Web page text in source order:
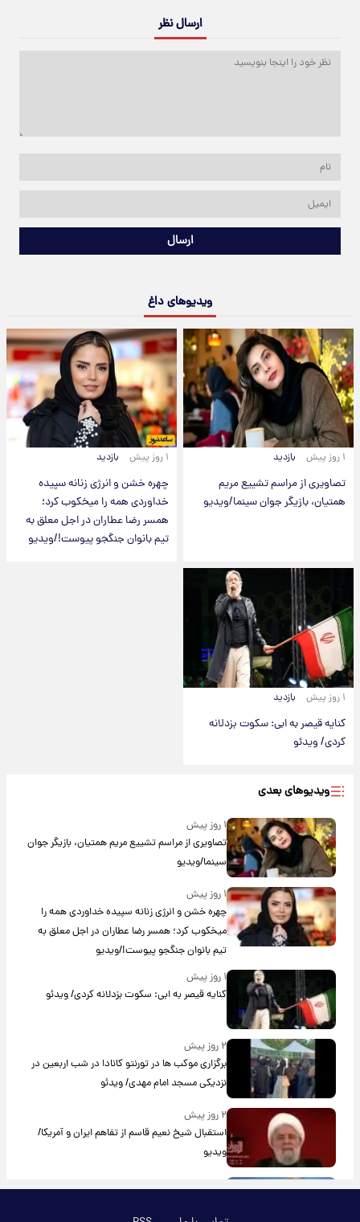
ارسال نظر
ارسال
ویدیوهای داغ
۱ روز پیش بازدید
تصاویری از مراسم تشییع مریم
همتیان، بازیگر جوان سینما/ویدیو
۱ روز پیش بازدید
چهره خشن و انرژی زنانه سپیده
خداوردی همه را میخکوب کرد؛
همسر رضا عطاران در اجل معلق به
تیم بانوان جنگجو پیوست!/ویدیو
۱ روز پیش بازدید
کنایه قیصر به ابی: سکوت بزدلانه
کردی/ ویدئو
ویدیوهای بعدی
۱ روز پیش
تصاویری از مراسم تشییع مریم همتیان، بازیگر جوان
سینما/ویدیو
۱ روز پیش
چهره خشن و انرژی زنانه سپیده خداوردی همه را
میخکوب کرد؛ همسر رضا عطاران در اجل معلق به
تیم بانوان جنگجو پیوست!/ویدیو
۱ روز پیش
کنایه قیصر به ابی: سکوت بزدلانه کردی/ ویدئو
۲ روز پیش
برگزاری موکب ها در تورنتو کانادا در شب اربعین در
نزدیکی مسجد امام مهدی/ ویدئو
۲ روز پیش
استقبال شیخ نعیم قاسم از تفاهم ایران و آمریکا/
ویدیو